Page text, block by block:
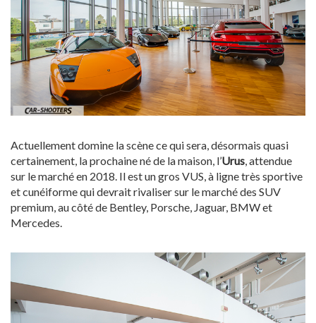
Actuellement domine la scène ce qui sera, désormais quasi
certainement, la prochaine né de la maison, l’Urus, attendue
sur le marché en 2018. Il est un gros VUS, à ligne très sportive
et cunéiforme qui devrait rivaliser sur le marché des SUV
premium, au côté de Bentley, Porsche, Jaguar, BMW et
Mercedes.